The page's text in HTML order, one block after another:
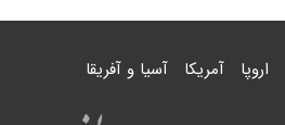
اروپا آمریکا آسیا و آفریقا